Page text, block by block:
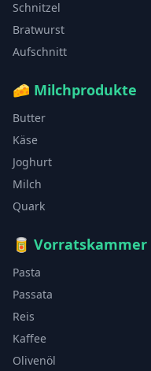
Schnitzel
Bratwurst
Aufschnitt
🧀 Milchprodukte
Butter
Käse
Joghurt
Milch
Quark
🥫 Vorratskammer
Pasta
Passata
Reis
Kaffee
Olivenöl